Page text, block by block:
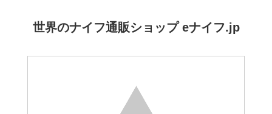
世界のナイフ通販ショップ eナイフ.jp